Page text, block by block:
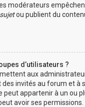
modérateurs
ou publient du
d’utilisateurs ?
aux
invités au forum et à
peut appartenir à un ou
avoir ses permissions.